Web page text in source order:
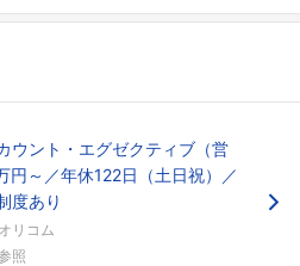
ウント・エグゼクティブ（営
円～／年休122日（土日祝）／
度あり
リコム
照